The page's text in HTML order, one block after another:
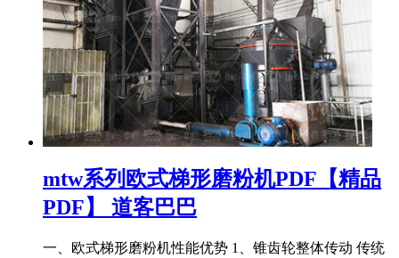
mtw系列欧式梯形磨粉机PDF【精品
PDF】 道客巴巴
一、欧式梯形磨粉机性能优势 1、锥齿轮整体传动 传统